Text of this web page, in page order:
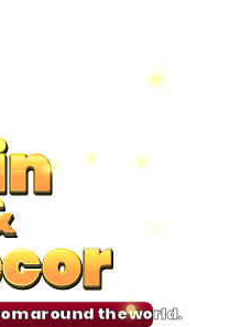
around the world.